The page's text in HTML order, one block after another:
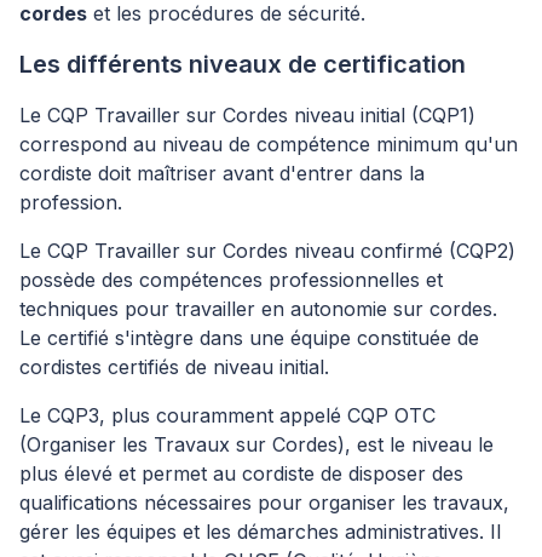
cordes et les procédures de sécurité.
Les différents niveaux de certification
Le CQP Travailler sur Cordes niveau initial (CQP1)
correspond au niveau de compétence minimum qu'un
cordiste doit maîtriser avant d'entrer dans la
profession.
Le CQP Travailler sur Cordes niveau confirmé (CQP2)
possède des compétences professionnelles et
techniques pour travailler en autonomie sur cordes.
Le certifié s'intègre dans une équipe constituée de
cordistes certifiés de niveau initial.
Le CQP3, plus couramment appelé CQP OTC
(Organiser les Travaux sur Cordes), est le niveau le
plus élevé et permet au cordiste de disposer des
qualifications nécessaires pour organiser les travaux,
gérer les équipes et les démarches administratives. Il